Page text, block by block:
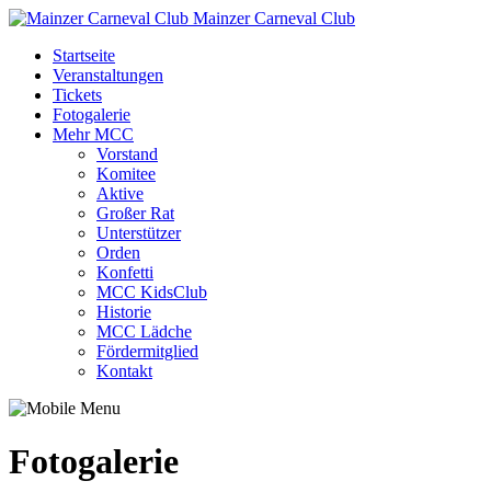
Mainzer Carneval Club
Startseite
Veranstaltungen
Tickets
Fotogalerie
Mehr MCC
Vorstand
Komitee
Aktive
Großer Rat
Unterstützer
Orden
Konfetti
MCC KidsClub
Historie
MCC Lädche
Fördermitglied
Kontakt
Fotogalerie